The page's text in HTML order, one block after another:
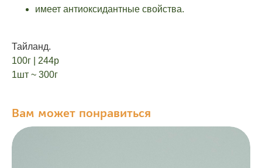
имеет антиоксидантные свойства.
Тайланд.
100г | 244р
1шт ~ 300г
Вам может понравиться